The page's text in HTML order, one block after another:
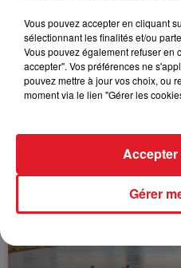
BÉTHUNE: ENQUÊTE
VOLONTAIRE EN
à des prostituées
Vous pouvez accepter en cliquant
sélectionnant les finalités et/ou
Vous pouvez également refuser en
accepter". Vos préférences ne
pouvez mettre à jour vos choix, ou
moment via le lien "Gérer les
Gérer
Accepter